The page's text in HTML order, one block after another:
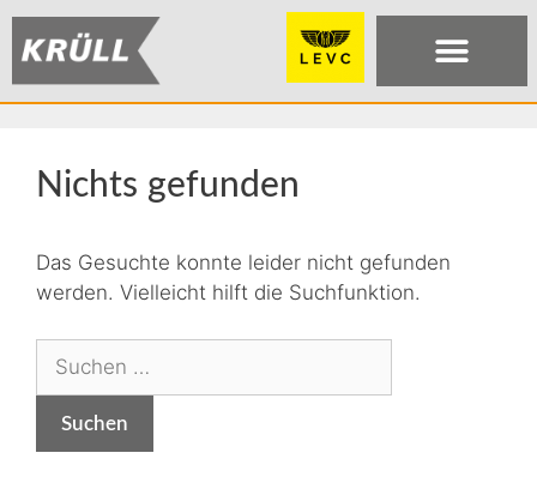
Nichts gefunden
Das Gesuchte konnte leider nicht gefunden
werden. Vielleicht hilft die Suchfunktion.